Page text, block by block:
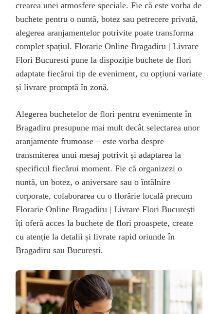
crearea unei atmosfere speciale. Fie că este vorba de
buchete pentru o nuntă, botez sau petrecere privată,
alegerea aranjamentelor potrivite poate transforma
complet spațiul. Florarie Online Bragadiru | Livrare
Flori Bucuresti pune la dispoziție buchete de flori
adaptate fiecărui tip de eveniment, cu opțiuni variate
și livrare promptă în zonă.
Alegerea buchetelor de flori pentru evenimente în
Bragadiru presupune mai mult decât selectarea unor
aranjamente frumoase – este vorba despre
transmiterea unui mesaj potrivit și adaptarea la
specificul fiecărui moment. Fie că organizezi o
nuntă, un botez, o aniversare sau o întâlnire
corporate, colaborarea cu o florărie locală precum
Florarie Online Bragadiru | Livrare Flori București
îți oferă acces la buchete de flori proaspete, create
cu atenție la detalii și livrate rapid oriunde în
Bragadiru sau București.